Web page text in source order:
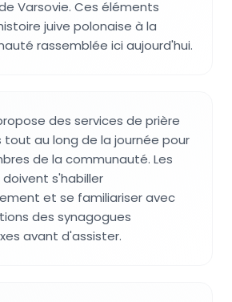
Varsovie. Ces éléments
juive polonaise à la
rassemblée ici aujourd'hui.
des services de prière
tout au long de la journée pour
de la communauté. Les
doivent s'habiller
et se familiariser avec
des synagogues
avant d'assister.